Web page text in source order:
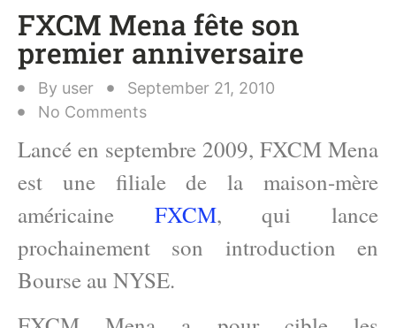
FXCM Mena fête son
premier anniversaire
By user
September 21, 2010
No Comments
Lancé en septembre 2009, FXCM Mena
est une filiale de la maison-mère
américaine FXCM, qui lance
prochainement son introduction en
Bourse au NYSE.